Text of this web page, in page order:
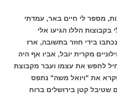
מספר לי חיים באר, עמדתי
הללו הגיעו אלי
בידי חוזר בתשובה, ארז
מקרית יובל, אביו אף היה
לחפש את עצמו ועבר מקבוצת
את "ויואל משה" נתפס
שטיבל קטן בירושלים ברוח